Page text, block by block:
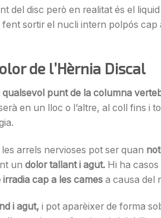
del disc però en realitat és el
sortir el nucli intern polpós cap
de l’Hèrnia Discal
punt de la columna
en un lloc o l’altre, al coll fins i
arrels nervioses pot ser quan
un dolor tallant i agut. Hi ha
cap a les cames a causa del
i agut, i pot aparèixer de forma